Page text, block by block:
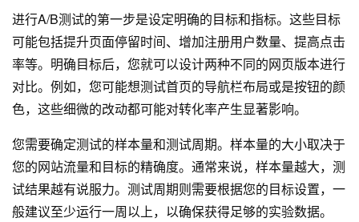
进行A/B测试的第一步是设定明确的目标和指标。这些目标
可能包括提升页面停留时间、增加注册用户数量、提高点击
率等。明确目标后，您就可以设计两种不同的网页版本进行
对比。例如，您可能想测试首页的导航栏布局或是按钮的颜
色，这些细微的改动都可能对转化率产生显著影响。
您需要确定测试的样本量和测试周期。样本量的大小取决于
您的网站流量和目标的精确度。通常来说，样本量越大，测
试结果越有说服力。测试周期则需要根据您的目标设置，一
般建议至少运行一周以上，以确保获得足够的实验数据。